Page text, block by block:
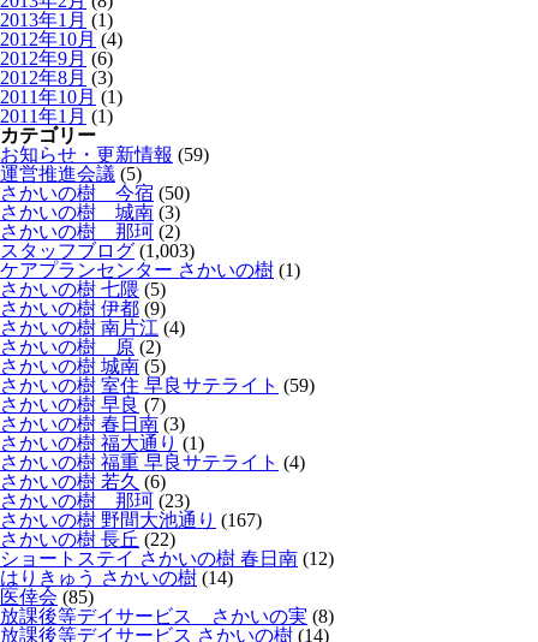
2013年1月 (1)
2012年10月 (4)
2012年9月 (6)
2012年8月 (3)
2011年10月 (1)
2011年1月 (1)
カテゴリー
お知らせ・更新情報 (59)
運営推進会議 (5)
さかいの樹 今宿 (50)
さかいの樹 城南 (3)
さかいの樹 那珂 (2)
スタッフブログ (1,003)
ケアプランセンター さかいの樹 (1)
さかいの樹 七隈 (5)
さかいの樹 伊都 (9)
さかいの樹 南片江 (4)
さかいの樹 原 (2)
さかいの樹 城南 (5)
さかいの樹 室住 早良サテライト (59)
さかいの樹 早良 (7)
さかいの樹 春日南 (3)
さかいの樹 福大通り (1)
さかいの樹 福重 早良サテライト (4)
さかいの樹 若久 (6)
さかいの樹 那珂 (23)
さかいの樹 野間大池通り (167)
さかいの樹 長丘 (22)
ショートステイ さかいの樹 春日南 (12)
はりきゅう さかいの樹 (14)
医倖会 (85)
放課後等デイサービス さかいの実 (8)
放課後等デイサービス さかいの樹 (14)